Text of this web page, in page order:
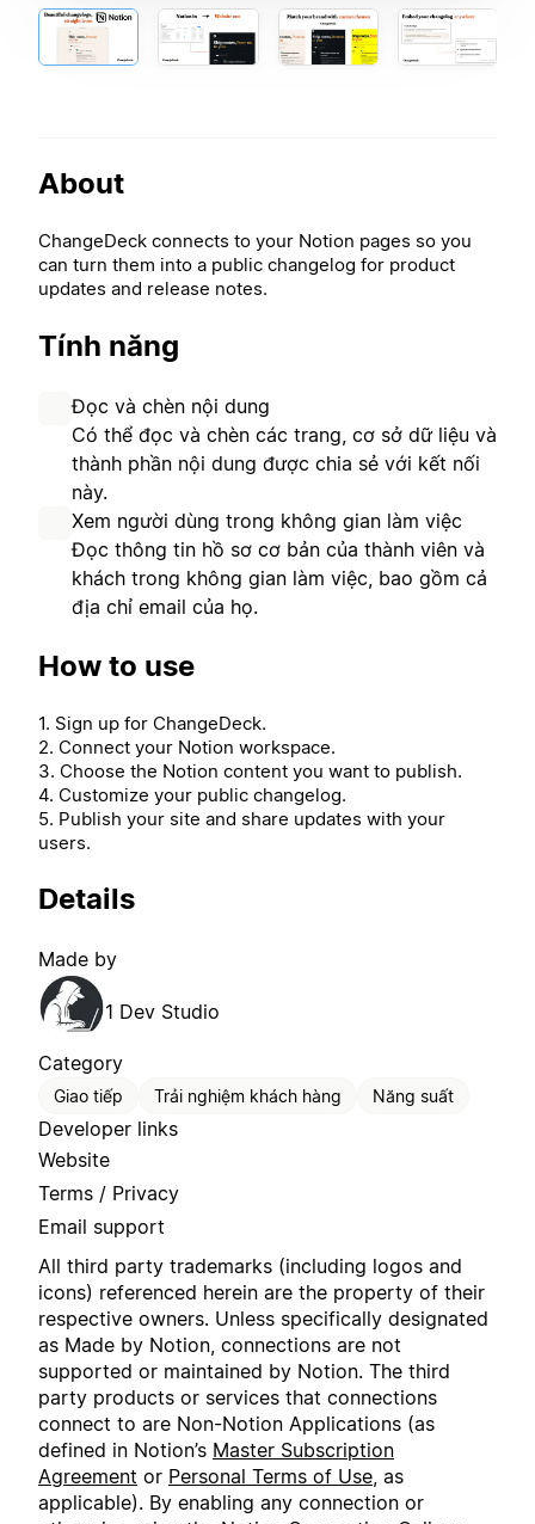
About
ChangeDeck connects to your Notion pages so you
can turn them into a public changelog for product
updates and release notes.
Tính năng
Đọc và chèn nội dung
Có thể đọc và chèn các trang, cơ sở dữ liệu và
thành phần nội dung được chia sẻ với kết nối
này.
Xem người dùng trong không gian làm việc
Đọc thông tin hồ sơ cơ bản của thành viên và
khách trong không gian làm việc, bao gồm cả
địa chỉ email của họ.
How to use
1. Sign up for ChangeDeck.
2. Connect your Notion workspace.
3. Choose the Notion content you want to publish.
4. Customize your public changelog.
5. Publish your site and share updates with your
users.
Details
Made by
1 Dev Studio
Category
Giao tiếp Trải nghiệm khách hàng Năng suất
Developer links
Website
Terms / Privacy
Email support
All third party trademarks (including logos and
icons) referenced herein are the property of their
respective owners. Unless specifically designated
as Made by Notion, connections are not
supported or maintained by Notion. The third
party products or services that connections
connect to are Non-Notion Applications (as
defined in Notion’s Master Subscription
Agreement or Personal Terms of Use , as
applicable). By enabling any connection or